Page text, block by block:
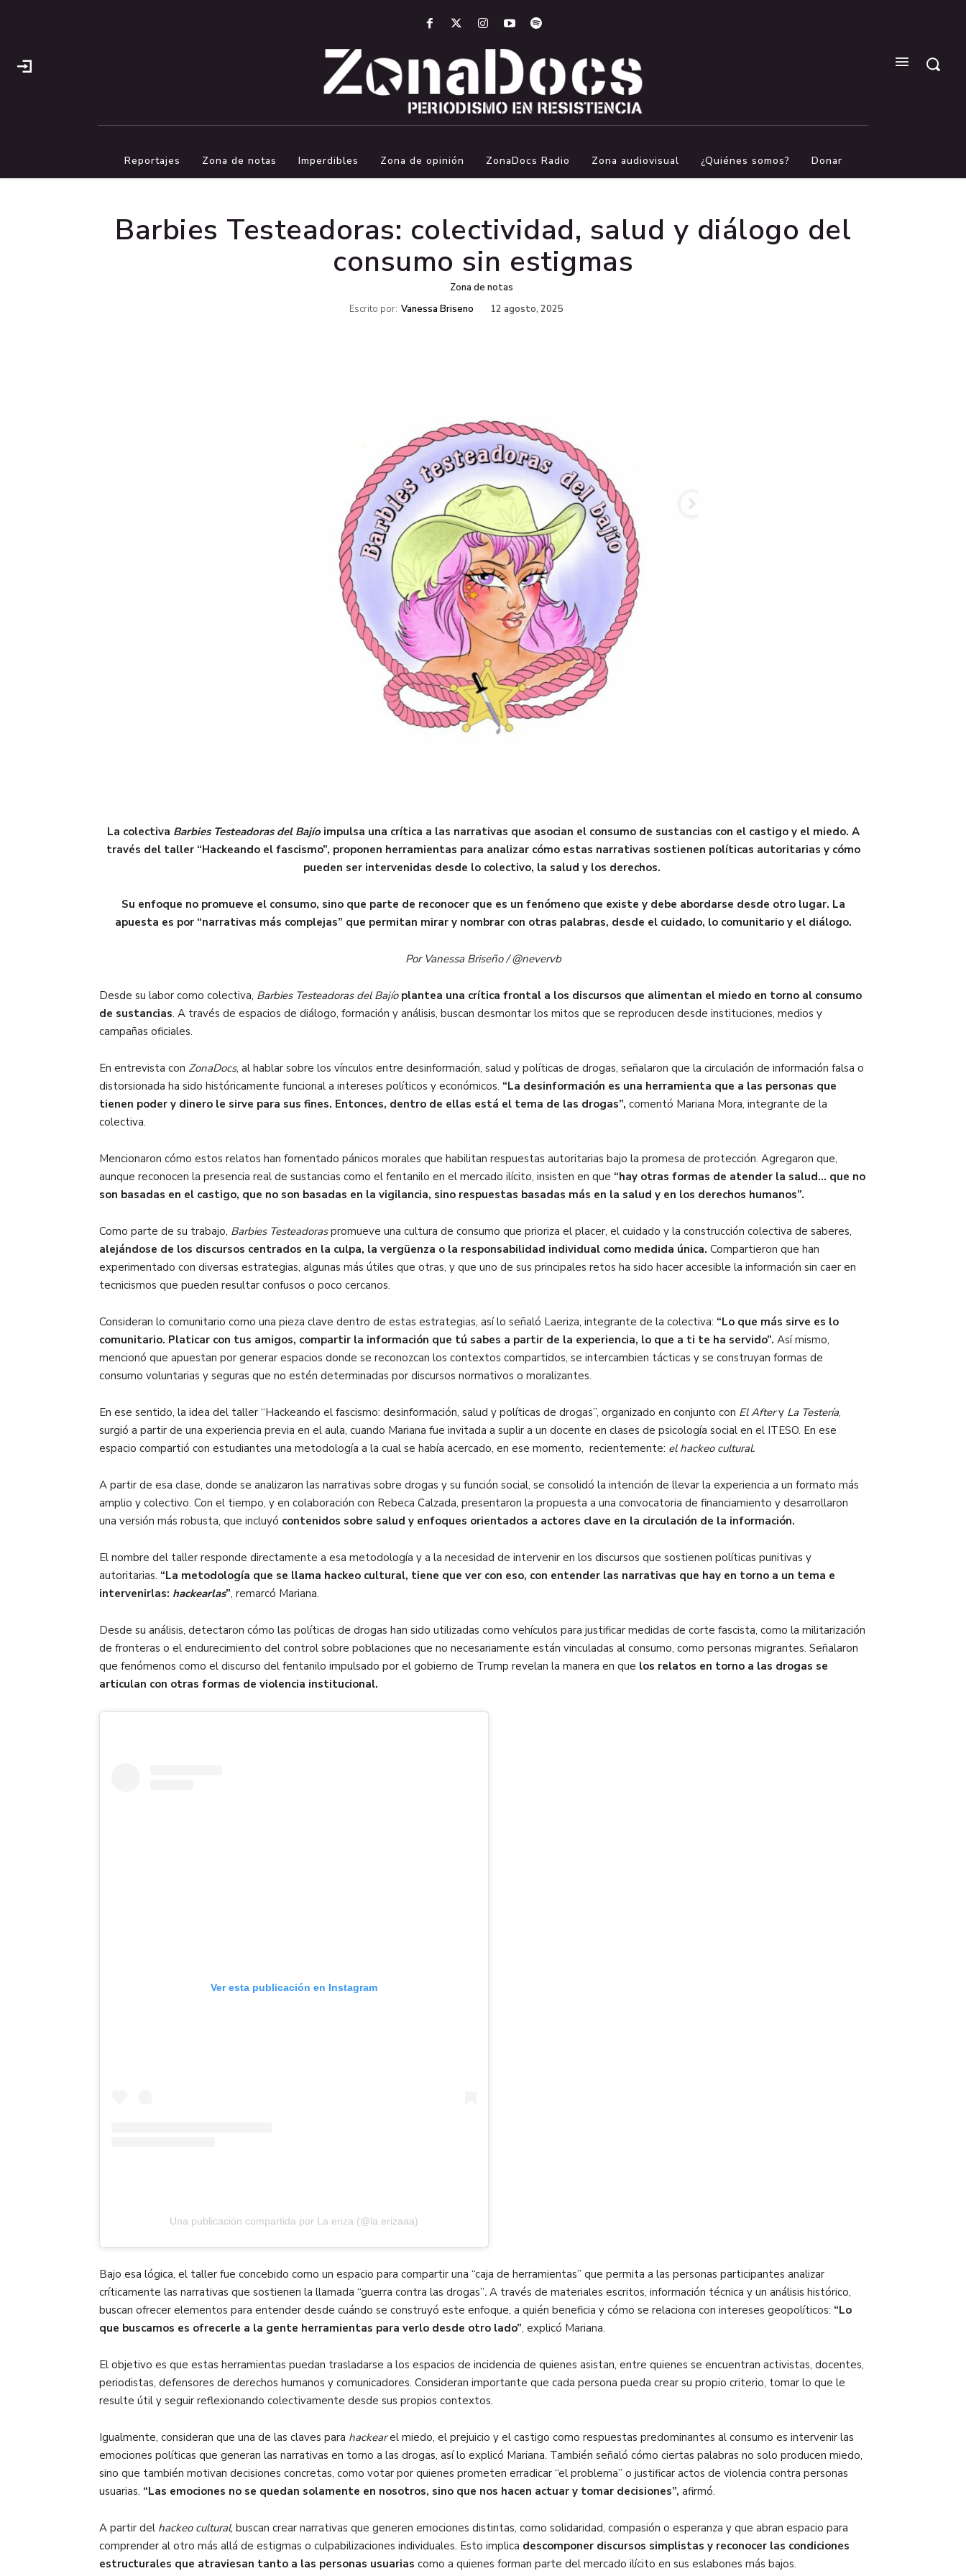
Reportajes Zona de notas Imperdibles Zona de opinión ZonaDocs Radio Zona audiovisual ¿Quiénes somos? Donar
Barbies Testeadoras: colectividad, salud y diálogo del
consumo sin estigmas
Zona de notas
Escrito por: Vanessa Briseno 12 agosto, 2025
La colectiva Barbies Testeadoras del Bajíoimpulsa una crítica a las narrativas que asocian el consumo de sustancias con el castigo y el miedo. A
través del taller “Hackeando el fascismo”, proponen herramientas para analizar cómo estas narrativas sostienen políticas autoritarias y cómo
pueden ser intervenidas desde lo colectivo, la salud y los derechos.
Su enfoque no promueve el consumo, sino que parte de reconocer que es un fenómeno que existe y debe abordarse desde otro lugar. La
apuesta es por “narrativas más complejas” que permitan mirar y nombrar con otras palabras, desde el cuidado, lo comunitario y el diálogo.
Por Vanessa Briseño / @nevervb
Desde su labor como colectiva, Barbies Testeadoras del Bajío plantea una crítica frontal a los discursos que alimentan el miedo en torno al consumo
de sustancias. A través de espacios de diálogo, formación y análisis, buscan desmontar los mitos que se reproducen desde instituciones, medios y
campañas oficiales.
En entrevista con ZonaDocs, al hablar sobre los vínculos entre desinformación, salud y políticas de drogas, señalaron que la circulación de información falsa o
distorsionada ha sido históricamente funcional a intereses políticos y económicos. “La desinformación es una herramienta que a las personas que
tienen poder y dinero le sirve para sus fines. Entonces, dentro de ellas está el tema de las drogas”, comentó Mariana Mora, integrante de la
colectiva.
Mencionaron cómo estos relatos han fomentado pánicos morales que habilitan respuestas autoritarias bajo la promesa de protección. Agregaron que,
aunque reconocen la presencia real de sustancias como el fentanilo en el mercado ilícito, insisten en que “hay otras formas de atender la salud… que no
son basadas en el castigo, que no son basadas en la vigilancia, sino respuestas basadas más en la salud y en los derechos humanos”.
Como parte de su trabajo, Barbies Testeadoraspromueve una cultura de consumo que prioriza el placer, el cuidado y la construcción colectiva de saberes,
alejándose de los discursos centrados en la culpa, la vergüenza o la responsabilidad individual como medida única. Compartieron que han
experimentado con diversas estrategias, algunas más útiles que otras, y que uno de sus principales retos ha sido hacer accesible la información sin caer en
tecnicismos que pueden resultar confusos o poco cercanos.
Consideran lo comunitario como una pieza clave dentro de estas estrategias, así lo señaló Laeriza, integrante de la colectiva: “Lo que más sirve es lo
comunitario. Platicar con tus amigos, compartir la información que tú sabes a partir de la experiencia, lo que a ti te ha servido”. Así mismo,
mencionó que apuestan por generar espacios donde se reconozcan los contextos compartidos, se intercambien tácticas y se construyan formas de
consumo voluntarias y seguras que no estén determinadas por discursos normativos o moralizantes.
En ese sentido, la idea del taller “Hackeando el fascismo: desinformación, salud y políticas de drogas”, organizado en conjunto con El Aftery La Testería,
surgió a partir de una experiencia previa en el aula, cuando Mariana fue invitada a suplir a un docente en clases de psicología social en el ITESO. En ese
espacio compartió con estudiantes una metodología a la cual se había acercado, en ese momento, recientemente: el hackeo cultural.
A partir de esa clase, donde se analizaron las narrativas sobre drogas y su función social, se consolidó la intención de llevar la experiencia a un formato más
amplio y colectivo. Con el tiempo, y en colaboración con Rebeca Calzada, presentaron la propuesta a una convocatoria de financiamiento y desarrollaron
una versión más robusta, que incluyó contenidos sobre salud y enfoques orientados a actores clave en la circulación de la información.
El nombre del taller responde directamente a esa metodología y a la necesidad de intervenir en los discursos que sostienen políticas punitivas y
autoritarias. “La metodología que se llama hackeo cultural, tiene que ver con eso, con entender las narrativas que hay en torno a un tema e
intervenirlas: hackearlas”, remarcó Mariana.
Desde su análisis, detectaron cómo las políticas de drogas han sido utilizadas como vehículos para justificar medidas de corte fascista, como la militarización
de fronteras o el endurecimiento del control sobre poblaciones que no necesariamente están vinculadas al consumo, como personas migrantes. Señalaron
que fenómenos como el discurso del fentanilo impulsado por el gobierno de Trump revelan la manera en que los relatos en torno a las drogas se
articulan con otras formas de violencia institucional.
Ver esta publicación en Instagram
Una publicación compartida por La eriza (@la.erizaaa)
Bajo esa lógica, el taller fue concebido como un espacio para compartir una “caja de herramientas” que permita a las personas participantes analizar
críticamente las narrativas que sostienen la llamada “guerra contra las drogas”. A través de materiales escritos, información técnica y un análisis histórico,
buscan ofrecer elementos para entender desde cuándo se construyó este enfoque, a quién beneficia y cómo se relaciona con intereses geopolíticos: “Lo
que buscamos es ofrecerle a la gente herramientas para verlo desde otro lado”, explicó Mariana.
El objetivo es que estas herramientas puedan trasladarse a los espacios de incidencia de quienes asistan, entre quienes se encuentran activistas, docentes,
periodistas, defensores de derechos humanos y comunicadores. Consideran importante que cada persona pueda crear su propio criterio, tomar lo que le
resulte útil y seguir reflexionando colectivamente desde sus propios contextos.
Igualmente, consideran que una de las claves para hackearel miedo, el prejuicio y el castigo como respuestas predominantes al consumo es intervenir las
emociones políticas que generan las narrativas en torno a las drogas, así lo explicó Mariana. También señaló cómo ciertas palabras no solo producen miedo,
sino que también motivan decisiones concretas, como votar por quienes prometen erradicar “el problema” o justificar actos de violencia contra personas
usuarias. “Las emociones no se quedan solamente en nosotros, sino que nos hacen actuar y tomar decisiones”, afirmó.
A partir del hackeo cultural, buscan crear narrativas que generen emociones distintas, como solidaridad, compasión o esperanza y que abran espacio para
comprender al otro más allá de estigmas o culpabilizaciones individuales. Esto implica descomponer discursos simplistas y reconocer las condiciones
estructurales que atraviesan tanto a las personas usuarias como a quienes forman parte del mercado ilícito en sus eslabones más bajos.